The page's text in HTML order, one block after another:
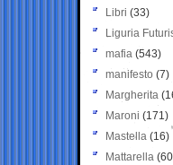
Libri (33)
Liguria
mafia (543)
manifesto (7)
Margherita
Maroni (171)
Mastella (16)
Mattarella